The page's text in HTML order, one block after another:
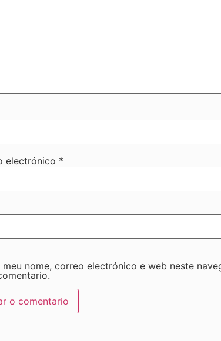
electrónico *
meu nome, correo electrónico e web neste